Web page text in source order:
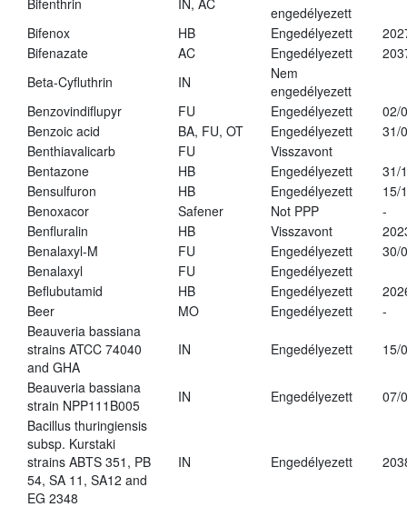
Bifenthrin
IN, AC
engedélyezett
Bifenox
HB Engedélyezett
Bifenazate
AC Engedélyezett
Beta-Cyfluthrin
IN
Nem
engedélyezett
Benzovindiflupyr
FU Engedélyezett
02/
Benzoic acid
BA, FU, OT Engedélyezett
31/
Benthiavalicarb
FU
Visszavont
Bentazone
HB Engedélyezett
31/
Bensulfuron
HB Engedélyezett
15/
Benoxacor
Safener Not PPP
-
Benfluralin
HB Visszavont
Benalaxyl-M
FU Engedélyezett
30/
Benalaxyl
FU
Engedélyezett
Beflubutamid
HB Engedélyezett
Beer
MO Engedélyezett
-
Beauveria bassiana
strains ATCC 74040
and GHA
IN Engedélyezett 15/
Beauveria bassiana
strain NPP111B005
IN Engedélyezett
07/
Bacillus thuringiensis
subsp. Kurstaki
strains ABTS 351, PB
54, SA 11, SA12 and
EG 2348
IN Engedélyezett